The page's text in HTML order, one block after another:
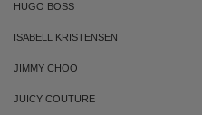
HUGO BOSS
ISABELL KRISTENSEN
JIMMY CHOO
JUICY COUTURE